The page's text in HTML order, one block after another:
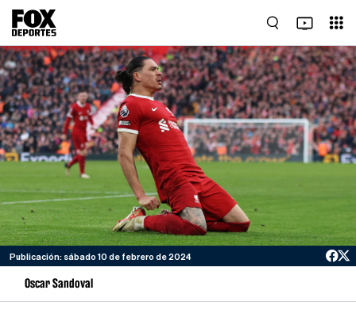
Publicación: sábado 10 de febrero de 2024
Oscar Sandoval